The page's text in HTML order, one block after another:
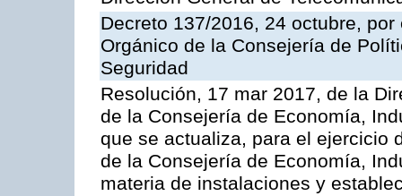
Decreto 137/2016, 24 octubre,
Orgánico de la Consejería de
Seguridad
Resolución, 17 mar 2017, de la
de la Consejería de Economía,
que se actualiza, para el ejercicio
de la Consejería de Economía,
materia de instalaciones y